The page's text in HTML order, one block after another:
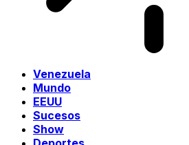
Venezuela
Mundo
EEUU
Sucesos
Show